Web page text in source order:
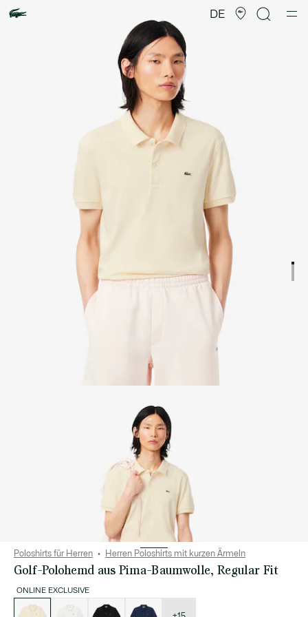
DE
Poloshirts für Herren Herren Poloshirts mit kurzen Ärmeln
Golf-Polohemd aus Pima-Baumwolle, Regular Fit
ONLINE EXCLUSIVE
der
Varianten